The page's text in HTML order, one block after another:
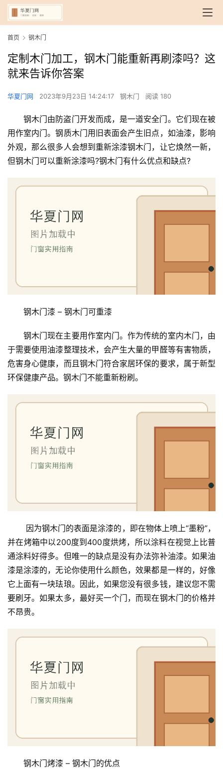
首页 钢木门
定制木门加工，钢木门能重新再刷漆吗？这
就来告诉你答案
华夏门网 2023年9月23日 14:24:17 钢木门 阅读 180
钢木门由防盗门开发而成，是一道安全门。它们现在被
用作室内门。钢质木门用旧表面会产生旧点，如油漆，影响
外观，那么很多人会想到重新涂漆钢木门，让它焕然一新，
但钢木门可以重新涂漆吗?钢木门有什么优点和缺点?
钢木门漆 – 钢木门可重漆
钢木门现在主要用作室内门。作为传统的室内木门，由
于需要使用油漆整理技术，会产生大量的甲醛等有害物质，
危害身心健康，而且钢木门符合家居环保的要求，属于新型
环保健康产品。钢木门不能重新粉刷。
并在烤箱中以200度到400度烘烤，所以涂料在视觉上比普
通涂料好得多。但唯一的缺点是没有办法弥补油漆。如果油
漆是涂漆的，无论你使用什么颜色，效果都是一样的，好像
它上面有一块珐琅。因此，如果您没有很多钱，建议您不需
要刷牙。如果太多，最好买一个门，而现在钢木门的价格并
不昂贵。
钢木门烤漆 – 钢木门的优点